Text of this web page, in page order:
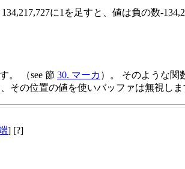
に1を足すと、値は負の数-
。 （see 節 30. マーカ ）。 そのような関
その位置の値を使いバッファは無視しま
] [?]